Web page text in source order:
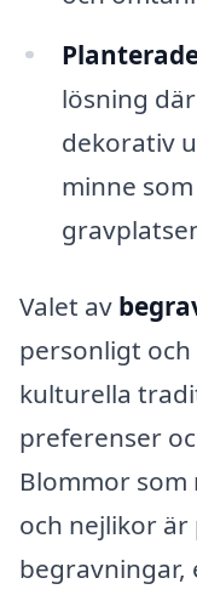
lösning
dekorativ
minne
Valet av
personligt
kulturella
preferenser
Blommor som
och nejlikor
begravningar,